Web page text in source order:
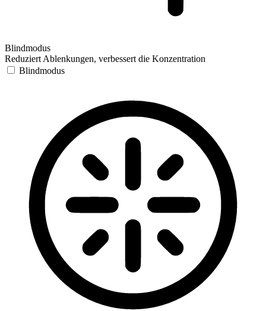
Blindmodus
Reduziert Ablenkungen, verbessert die Konzentration
Blindmodus